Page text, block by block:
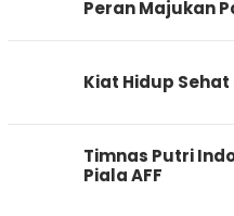
Peran Majukan
Kiat Hidup
Timnas Putri
Piala AFF